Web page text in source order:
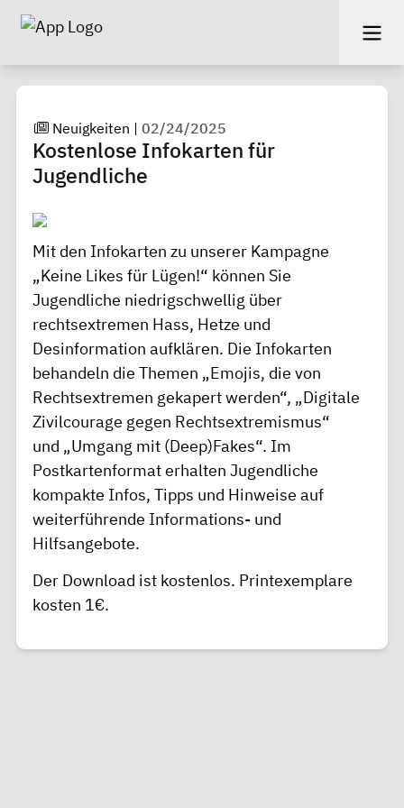
Neuigkeiten |02/24/2025
Kostenlose Infokarten für
Jugendliche
Mit den Infokarten zu unserer Kampagne
„Keine Likes für Lügen!“ können Sie
Jugendliche niedrigschwellig über
rechtsextremen Hass, Hetze und
Desinformation aufklären. Die Infokarten
behandeln die Themen „Emojis, die von
Rechtsextremen gekapert werden“, „Digitale
Zivilcourage gegen Rechtsextremismus“
und „Umgang mit (Deep)Fakes“. Im
Postkartenformat erhalten Jugendliche
kompakte Infos, Tipps und Hinweise auf
weiterführende Informations- und
Hilfsangebote.
Der Download ist kostenlos. Printexemplare
kosten 1€.